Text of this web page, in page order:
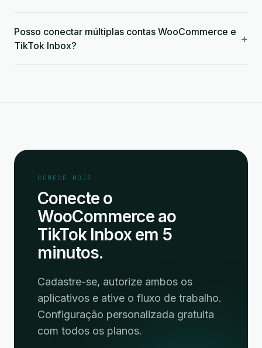
Posso conectar múltiplas contas WooCommerce e
TikTok Inbox?
+
COMECE HOJE
Conecte o
WooCommerce ao
TikTok Inbox em 5
minutos.
Cadastre-se, autorize ambos os
aplicativos e ative o fluxo de trabalho.
Configuração personalizada gratuita
com todos os planos.